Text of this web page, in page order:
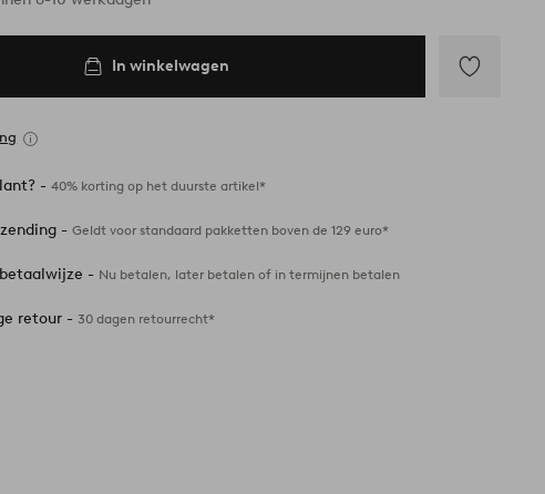
In winkelwagen
-40% korting op het duurste artikel*
-Geldt voor standaard pakketten boven de 129 euro*
- Nu betalen, later betalen of in termijnen betalen
retour -30 dagen retourrecht*